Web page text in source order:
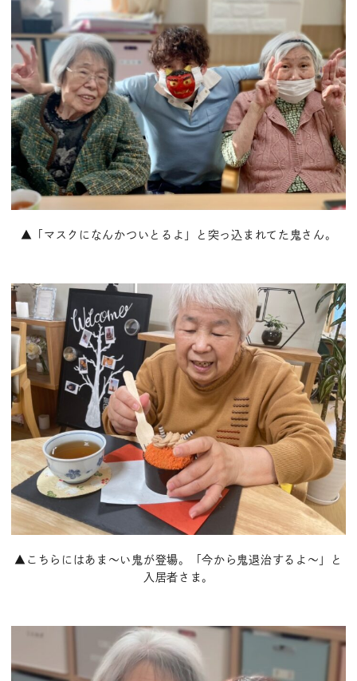
▲「マスクになんかついとるよ」と突っ込まれてた鬼さん。
▲こちらにはあま～い鬼が登場。「今から鬼退治するよ～」と
入居者さま。